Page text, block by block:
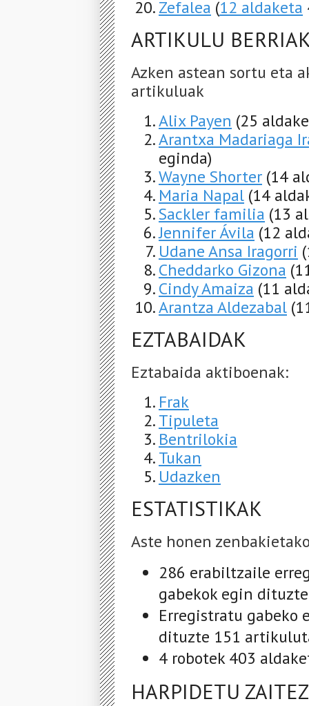
Zefalea (12 aldaketa
ARTIKULU
Azken astean sortu eta
artikuluak
Alix Payen (25
Arantxa Madariaga
eginda)
Wayne Shorter (14
Maria Napal (14
Sackler familia (13
Jennifer Ávila (12
Udane Ansa Iragorri
Cheddarko Gizona
Cindy Amaiza (11
Arantza Aldezabal
EZTABAIDAK
Eztabaida aktiboenak:
Frak
Tipuleta
Bentrilokia
Tukan
Udazken
ESTATISTIKAK
Aste honen
286 erabiltzaile
gabekok egin
Erregistratu gabeko
dituzte 151
4 robotek 403
HARPIDETU ZAITEZ